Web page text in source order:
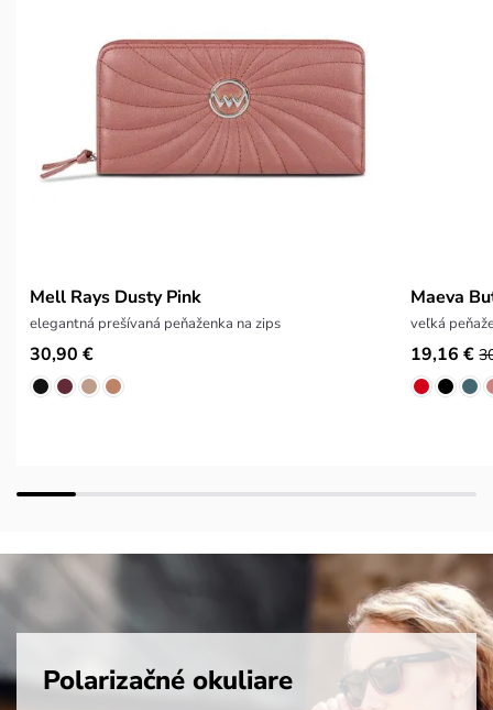
Mell Rays Dusty Pink
elegantná prešívaná peňaženka na zips
30,90 €
Maeva
veľká
19,16 €
Polarizačné okuliare